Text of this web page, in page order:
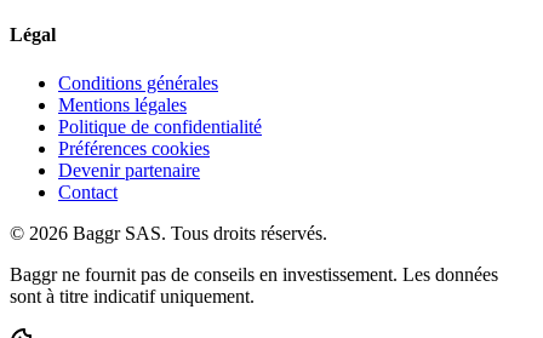
Légal
Conditions générales
Mentions légales
Politique de confidentialité
Préférences cookies
Devenir partenaire
Contact
© 2026 Baggr SAS. Tous droits réservés.
Baggr ne fournit pas de conseils en investissement. Les données
sont à titre indicatif uniquement.